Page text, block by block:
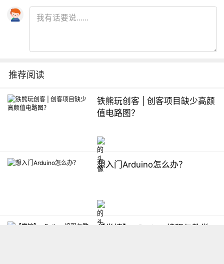
推荐阅读
铁熊玩创客 | 创客项目缺少高颜
值电路图？
想入门Arduino怎么办？
【掌控】mPython编程与教学